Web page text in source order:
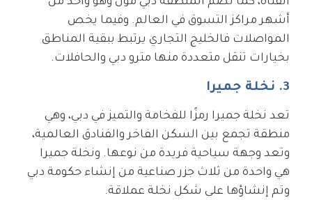
أشهر مراكز التسوق في العالم. وفيما يخص
المواصلات فالخليج التجاري يرتبط ببقية المناطق
بخيارات تنقل متعددة منها مترو دبي والحافلات.
3. نخلة جميرا
تعد نخلة جميرا رمزًا للفخامة والتميز في دبي، وهي
منطقة تجمع بين السكن الفاخر والفنادق العالمية،
وتعد وجهة سياحية فريدة من نوعها. ونخلة جميرا
هي واحدة من ثلاث جزر صناعية من إنشاء حكومة دبي
وتم إنشاؤها على شكل نخلة عملاقة.